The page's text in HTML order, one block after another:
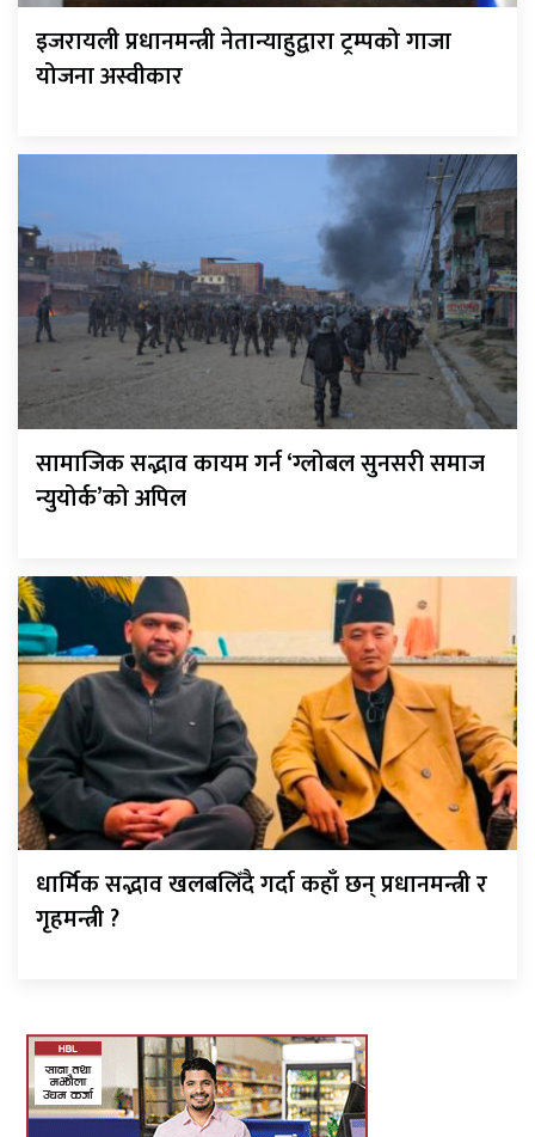
इजरायली प्रधानमन्त्री नेतान्याहुद्वारा ट्रम्पको गाजा
योजना अस्वीकार
सामाजिक सद्भाव कायम गर्न ‘ग्लोबल सुनसरी समाज
न्युयोर्क’को अपिल
धार्मिक सद्भाव खलबलिँदै गर्दा कहाँ छन् प्रधानमन्त्री र
गृहमन्त्री ?